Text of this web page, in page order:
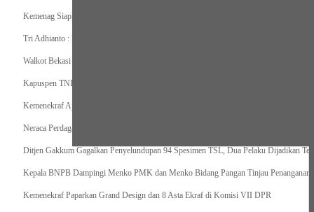
Kemenag Siapkan 6.180 Posko Masjid Ramah Mudik Lebaran 2025
Tri Adhianto : Barang Kadaluarsa Segera di Kembalikan
Walkot Bekasi Periksa Kesesuaian Takaran SPBU Saat Mudik Lebaran 2025
Kapuspen TNI : Media dan Pemangku Kepentingan Bersatu Wujudkan Mudik Aman
Kemenekraf Ajak Kabinet Merah Putih Nobar Film Animasi Jumbo
Neraca Perdagangan Indonesia Surplus 58 Bulan Berturut-turut
Ditjen Gakkum Gagalkan Penyelundupan 94 Spesimen TSL, Dua Pelaku Dijadikan
Kepala BNPB Dampingi Menko PMK dan Menko Bidang Pangan Tinjau Penanganan
Kemenekraf Paparkan Grand Design dan 8 Asta Ekraf di Komisi VII DPR